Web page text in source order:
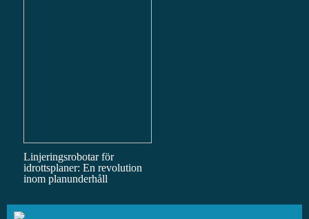
Linjeringsrobotar för
idrottsplaner: En revolution
inom planunderhåll